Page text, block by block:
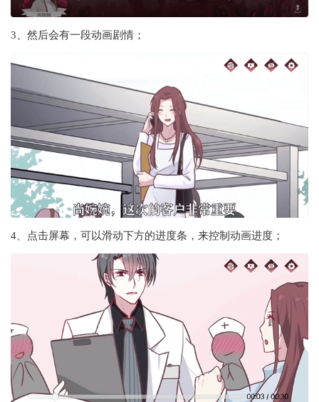
3、然后会有一段动画剧情；
4、点击屏幕，可以滑动下方的进度条，来控制动画进度；